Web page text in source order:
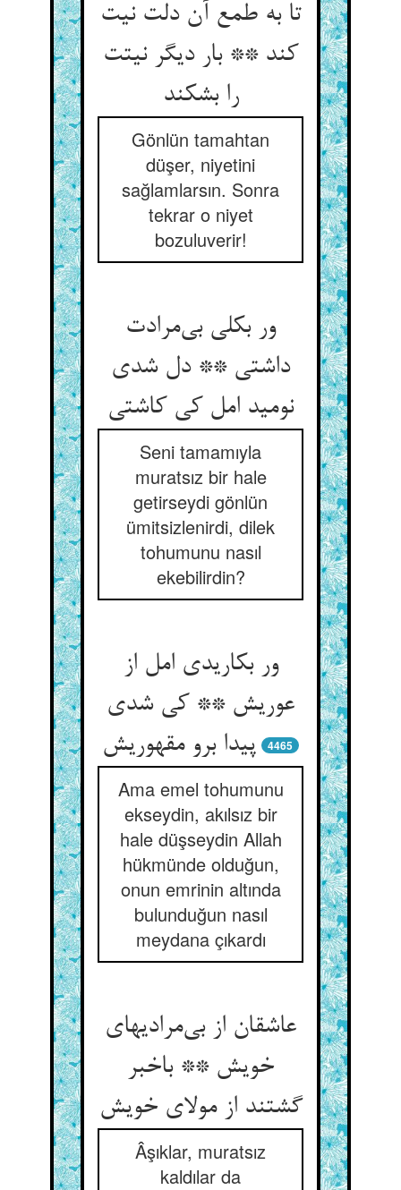
تا به طمع آن دلت نیت
کند ** بار دیگر نیتت
را بشکند
Gönlün tamahtan
düşer, niyetini
sağlamlarsın. Sonra
tekrar o niyet
bozuluverir!
ور بکلی بی‌مرادت
داشتی ** دل شدی
نومید امل کی کاشتی
Seni tamamıyla
muratsız bir hale
getirseydi gönlün
ümitsizlenirdi, dilek
tohumunu nasıl
ekebilirdin?
ور بکاریدی امل از
عوریش ** کی شدی
پیدا برو مقهوریش
4465
Ama emel tohumunu
ekseydin, akılsız bir
hale düşseydin Allah
hükmünde olduğun,
onun emrinin altında
bulunduğun nasıl
meydana çıkardı
عاشقان از بی‌مرادیهای
خویش ** باخبر
گشتند از مولای خویش
Âşıklar, muratsız
kaldılar da